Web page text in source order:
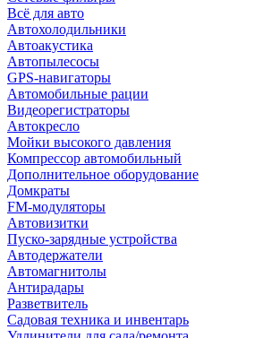
Всё для авто
Автохолодильники
Автоакустика
Автопылесосы
GPS-навигаторы
Автомобильные рации
Видеорегистраторы
Автокресло
Мойки высокого давления
Компрессор автомобильный
Дополнительное оборудование
Домкраты
FM-модуляторы
Автовизитки
Пуско-зарядные устройства
Автодержатели
Автомагнитолы
Антирадары
Разветвитель
Садовая техника и инвентарь